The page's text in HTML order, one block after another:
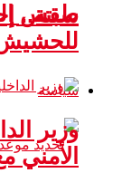
طقس
سياسة
سبتة..
وزير
الأمني